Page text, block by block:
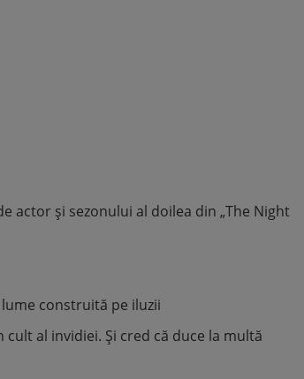
actor și sezonului al doilea din „The Night
construită pe iluzii
cult al invidiei. Și cred că duce la multă